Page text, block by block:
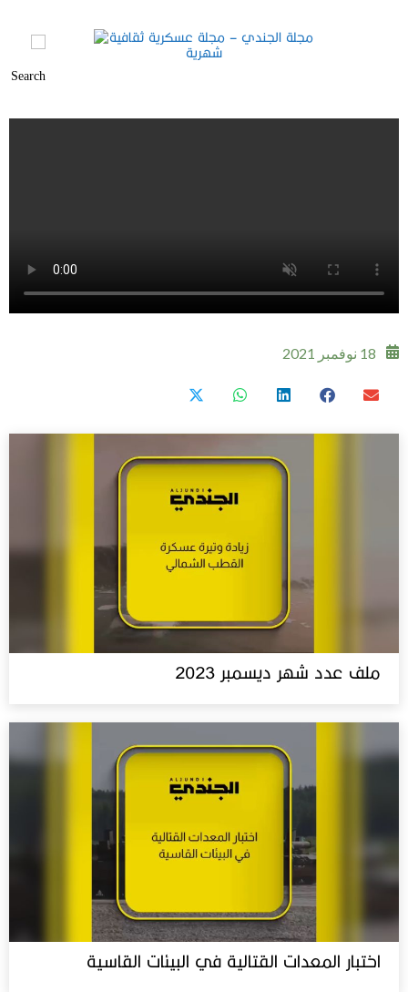
18 نوفمبر 2021
ملف عدد شهر ديسمبر 2023
اختبار المعدات القتالية في البيئات القاسية